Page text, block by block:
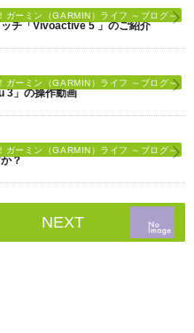
ガーミン（GARMIN）ライフ ～ブログ～
チ「Vivoactive 5 」のご紹介
ガーミン（GARMIN）ライフ ～ブログ～
3」の操作動画
ガーミン（GARMIN）ライフ ～ブログ～
？
NEXT